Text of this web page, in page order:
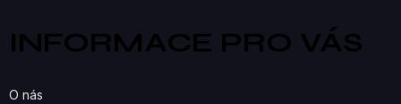
Á
D
INFORMACE PRO VÁS
O nás